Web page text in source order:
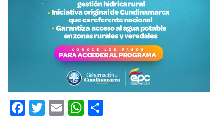
Facebook
Twitter
EmailWhatsApp